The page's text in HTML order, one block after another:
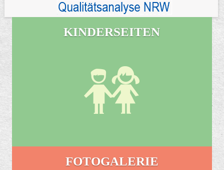
KINDERSEITEN
FOTOGALERIE